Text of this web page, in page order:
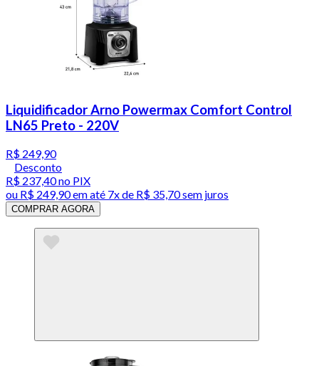
Liquidificador Arno Powermax Comfort Control
LN65 Preto - 220V
R$ 249,90
Desconto
R$ 237,40no PIX
ou R$ 249,90em até 7x de R$ 35,70 sem juros
COMPRAR AGORA